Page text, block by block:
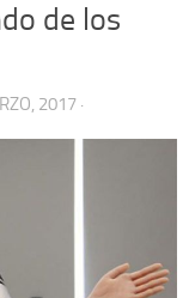
de los
2017 ·